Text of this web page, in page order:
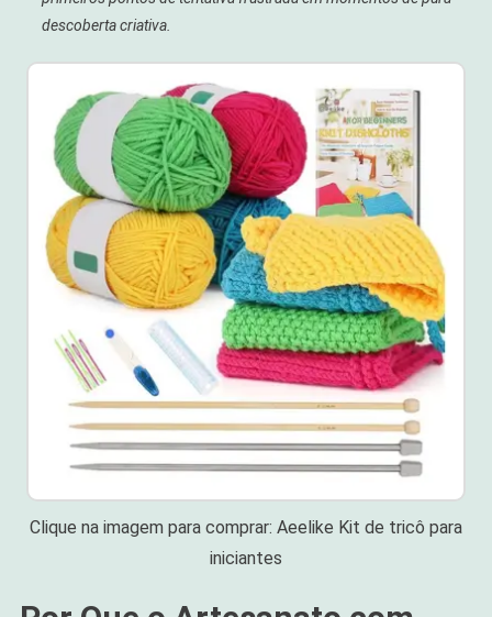
descoberta criativa.
Clique na imagem para comprar: Aeelike Kit de tricô para
iniciantes